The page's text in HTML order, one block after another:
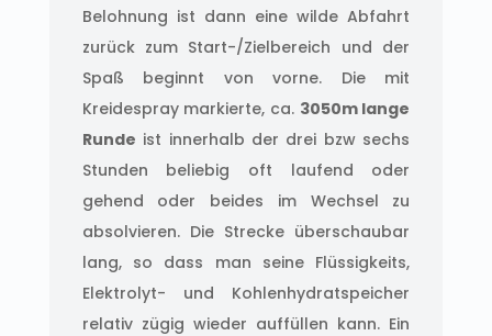
Belohnung ist dann eine wilde Abfahrt
zurück zum Start-/Zielbereich und der
Spaß beginnt von vorne. Die mit
Kreidespray markierte, ca. 3050m lange
Runde ist innerhalb der drei bzw sechs
Stunden beliebig oft laufend oder
gehend oder beides im Wechsel zu
absolvieren. Die Strecke überschaubar
lang, so dass man seine Flüssigkeits,
Elektrolyt- und Kohlenhydratspeicher
relativ zügig wieder auffüllen kann. Ein